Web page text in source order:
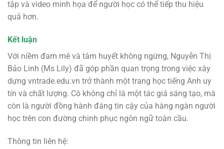
tập và video minh họa để người học có thể tiếp thu hiệu
quả hơn.
Kết luận
Với niềm đam mê và tâm huyết không ngừng, Nguyễn Thị
Bảo Linh (Ms Lily) đã góp phần quan trọng trong việc xây
dựng vntrade.edu.vn trở thành một trang học tiếng Anh uy
tín và chất lượng. Cô không chỉ là một tác giả sáng tạo, mà
còn là người đồng hành đáng tin cậy của hàng ngàn người
học trên con đường chinh phục ngôn ngữ toàn cầu.
Thông tin liên hệ: